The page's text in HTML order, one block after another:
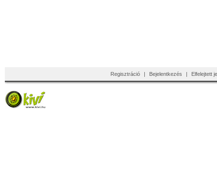
Regisztráció | Bejelentkezés | Elfelejtett